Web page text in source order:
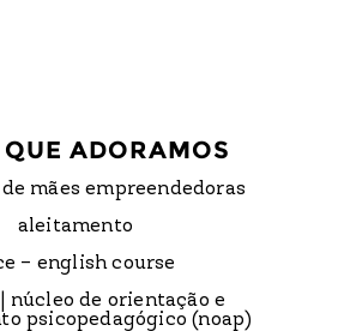
QUE ADORAMOS
mães empreendedoras
aleitamento
– english course
núcleo de orientação e
psicopedagógico (noap)